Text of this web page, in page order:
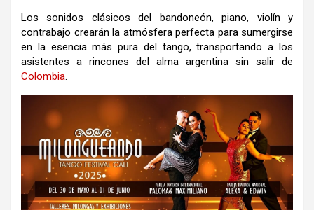
Los sonidos clásicos del bandoneón, piano, violín y
contrabajo crearán la atmósfera perfecta para sumergirse
en la esencia más pura del tango, transportando a los
asistentes a rincones del alma argentina sin salir de
Colombia.